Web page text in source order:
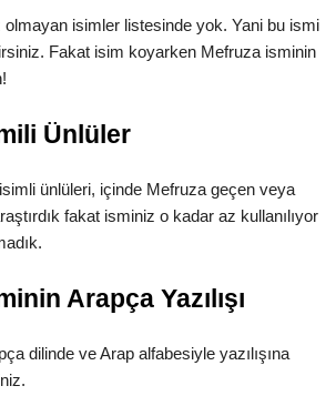
isimler listesinde yok. Yani bu ismi
Fakat isim koyarken Mefruza isminin
Ünlüler
ünlüleri, içinde Mefruza geçen veya
fakat isminiz o kadar az kullanılıyor
Arapça Yazılışı
dilinde ve Arap alfabesiyle yazılışına